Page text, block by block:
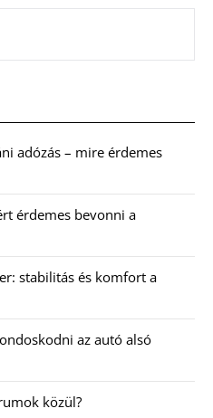
adózás – mire érdemes
érdemes bevonni a
stabilitás és komfort a
az autó alsó
közül?